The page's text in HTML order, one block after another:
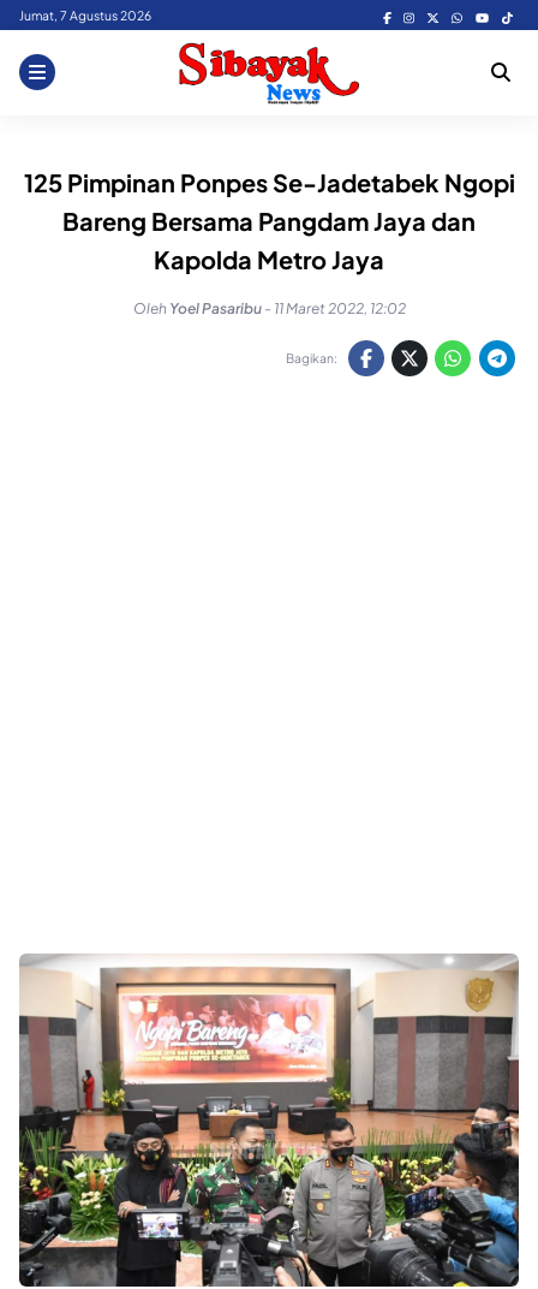
Skip
content
Jumat, 7 Agustus 2026
125 Pimpinan Ponpes Se-Jadetabek Ngopi
Bareng Bersama Pangdam Jaya dan
Kapolda Metro Jaya
Oleh Yoel Pasaribu - 11 Maret 2022, 12:02
Bagikan: